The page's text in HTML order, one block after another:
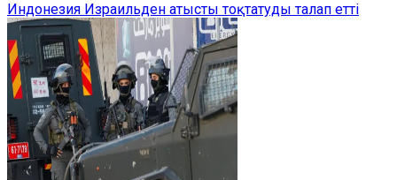
Индонезия Израильден атысты тоқтатуды талап етті